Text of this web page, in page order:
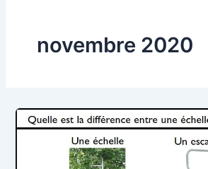
novembre 2020